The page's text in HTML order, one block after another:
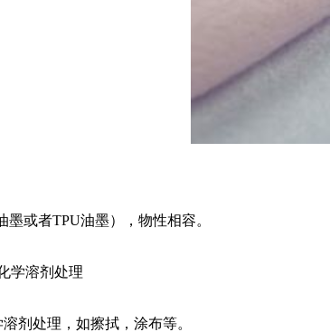
或者TPU油墨），物性相容。
学溶剂处理
处理，如擦拭，涂布等。